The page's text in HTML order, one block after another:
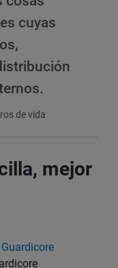
cuyas
de vida
mejor
Guardicore